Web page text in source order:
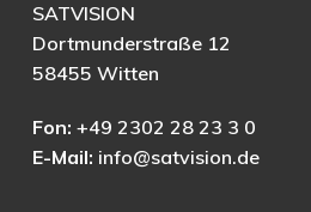
SATVISION
Dortmunderstraße 12
58455 Witten
Fon: +49 2302 28 23 3 0
E-Mail: info@satvision.de